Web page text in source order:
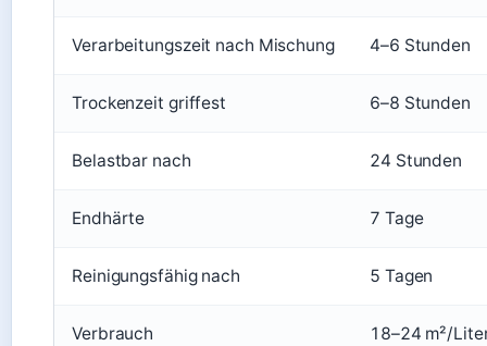
Verarbeitungszeit nach Mischung 4–6 Stunden
Trockenzeit griffest 6–8 Stunden
Belastbar nach 24 Stunden
Endhärte 7 Tage
Reinigungsfähig nach 5 Tagen
Verbrauch 18–24 m²/